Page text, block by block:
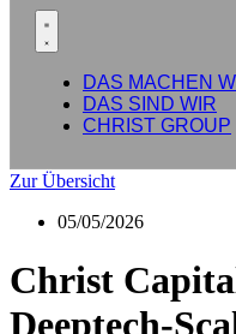
DAS MACHEN
DAS SIND WIR
CHRIST GROUP
Zur Übersicht
05/05/2026
Christ
Deeptech-